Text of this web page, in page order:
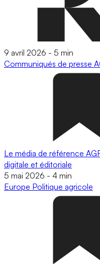
9 avril 2026 - 5 min
Communiqués de presse
Le média de référence
digitale et éditoriale
5 mai 2026 - 4 min
Europe Politique agricole